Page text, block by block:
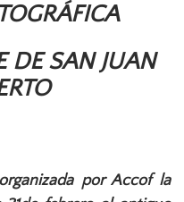
DE SAN JUAN
por Accof la